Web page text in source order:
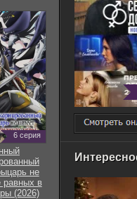
6 серия
не
равных в
(2026)